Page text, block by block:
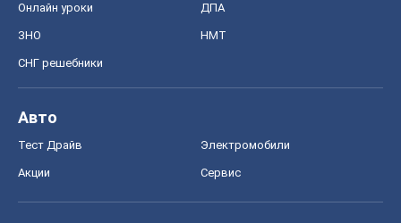
Онлайн уроки ДПА
ЗНО НМТ
СНГ решебники
Авто
Тест Драйв Электромобили
Акции Сервис